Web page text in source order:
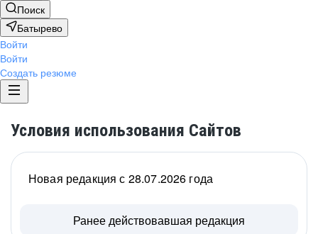
Поиск
Батырево
Войти
Войти
Создать резюме
Условия использования Сайтов
Новая редакция с 28.07.2026 года
Ранее действовавшая редакция